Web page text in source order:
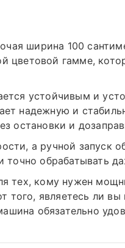
ширина 100
гамме,
устойчивым и
надежную и
остановки и
а ручной запуск
точно обрабатывать
тех, кому нужен
являетесь ли
обязательно